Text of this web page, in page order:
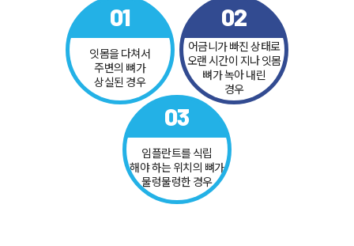
01
잇몸을 다쳐서
주변의 뼈가
상실된 경우
02
어금니가 빠진 상태로
오랜 시간이 지나 잇몸
뼈가녹아 내린
경우
03
임플란트를 식립
해야 하는 위치의 뼈가
물렁물렁한 경우